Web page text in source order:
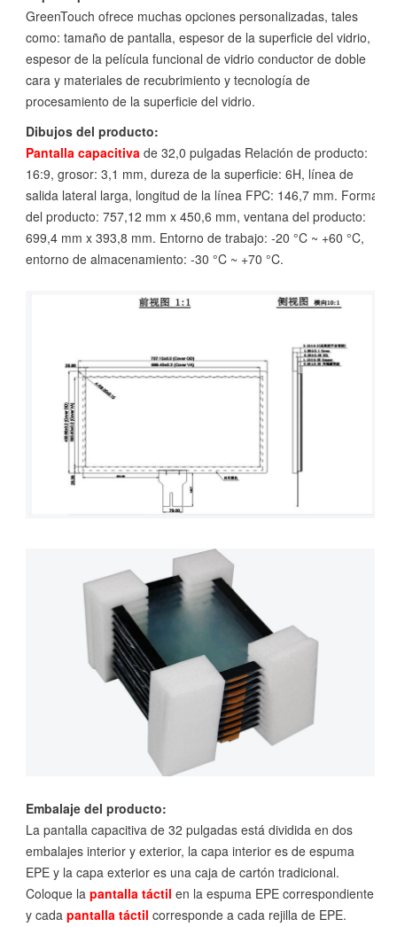
GreenTouch ofrece muchas opciones personalizadas, tales
como: tamaño de pantalla, espesor de la superficie del vidrio,
espesor de la película funcional de vidrio conductor de doble
cara y materiales de recubrimiento y tecnología de
procesamiento de la superficie del vidrio.
Dibujos del producto:
Pantalla capacitiva de 32,0 pulgadas Relación de producto:
16:9, grosor: 3,1 mm, dureza de la superficie: 6H, línea de
salida lateral larga, longitud de la línea FPC: 146,7 mm. Forma
del producto: 757,12 mm x 450,6 mm, ventana del producto:
699,4 mm x 393,8 mm. Entorno de trabajo: -20 °C ~ +60 °C,
entorno de almacenamiento: -30 °C ~ +70 °C.
Embalaje del producto:
La pantalla capacitiva de 32 pulgadas está dividida en dos
embalajes interior y exterior, la capa interior es de espuma
EPE y la capa exterior es una caja de cartón tradicional.
Coloque la pantalla táctil en la espuma EPE correspondiente
y cada pantalla táctil corresponde a cada rejilla de EPE.